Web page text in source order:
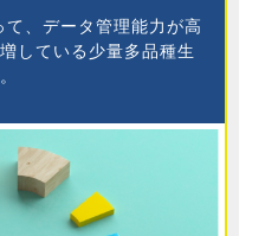
て、データ管理能力が高
している少量多品種生